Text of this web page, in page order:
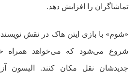
تماشاگران را افزایش دهد.
«شوم» با بازی ایتن هاک در نقش
شروع می‌شود که می‌خواهد همراه
جدیدشان نقل مکان کنند. الیسون